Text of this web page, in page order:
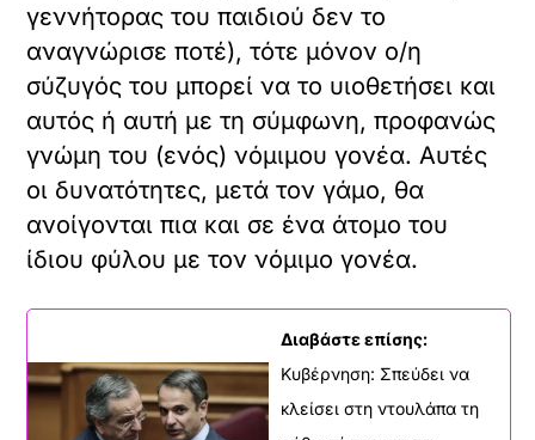
γεννήτορας του παιδιού δεν το
αναγνώρισε ποτέ), τότε μόνον ο/η
σύζυγός του μπορεί να το υιοθετήσει και
αυτός ή αυτή με τη σύμφωνη, προφανώς
γνώμη του (ενός) νόμιμου γονέα. Αυτές
οι δυνατότητες, μετά τον γάμο, θα
ανοίγονται πια και σε ένα άτομο του
ίδιου φύλου με τον νόμιμο γονέα.
Διαβάστε επίσης:
Κυβέρνηση: Σπεύδει να
κλείσει στη ντουλάπα τη